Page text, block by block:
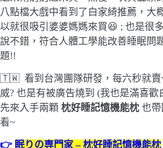
八點檔大戲中看到了白家綺推薦，大
以就很吸引婆婆媽媽來買😆 ; 也是很
說不錯，符合人體工學能改善睡眠問
題!!
🇹🇼 看到台灣團隊研發，每六秒就賣
威? 也是有被廣告燒到 (我也是滿喜歡
先來入手兩顆 枕好睡記憶機能枕 也帶
看~
👉 眠りの専門家 – 枕好睡記憶機能枕